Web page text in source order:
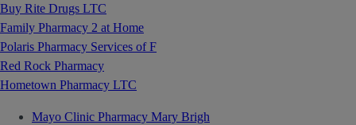
Buy Rite Drugs LTC
Family Pharmacy 2 at Home
Polaris Pharmacy Services of F
Red Rock Pharmacy
Hometown Pharmacy LTC
Mayo Clinic Pharmacy Mary Brigh